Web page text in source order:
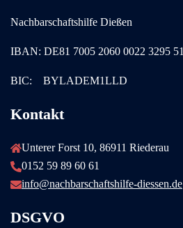
Nachbarschaftshilfe Dießen
IBAN: DE81 7005 2060 0022 3295 51
BIC: BYLADEM1LLD
Kontakt
Unterer Forst 10, 86911 Riederau
0152 59 89 60 61
info@nachbarschaftshilfe-diessen.de
DSGVO